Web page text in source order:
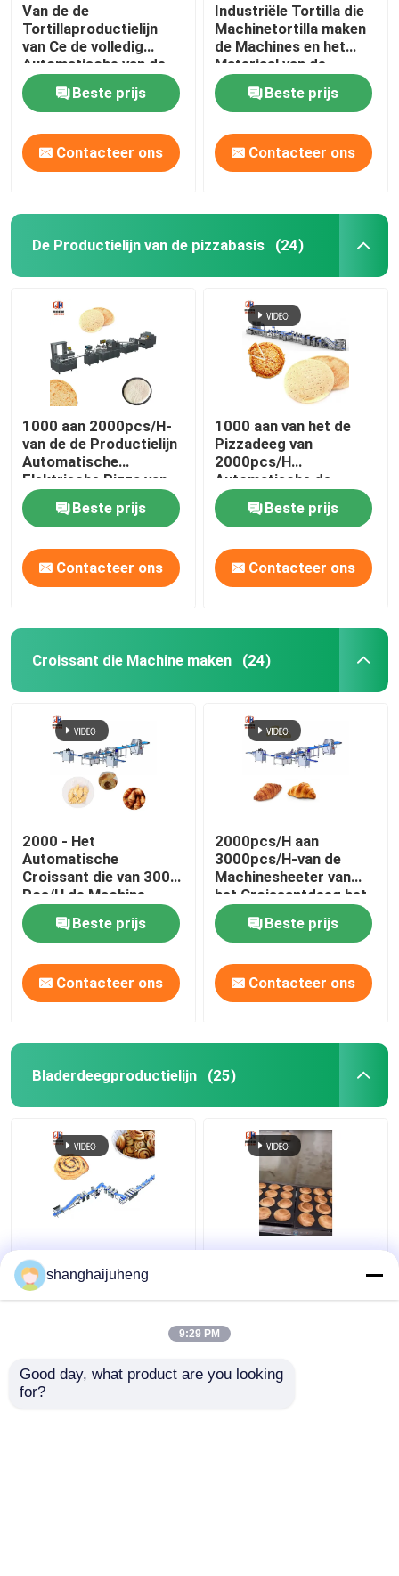
Van de de
Tortillaproductielijn
van Ce de volledig
Automatische van de
de Tortillamaker
Machine Commerciële
7500pcs/H
Beste prijs
Contacteer ons
Industriële Tortilla die
Machinetortilla maken
de Machines en het
Materiaal van de
Productielijnbakkerij
panerenBeste prijs
Contacteer ons
De Productielijn van de pizzabasis (24)
1000 aan 2000pcs/H-
van de de Productielijn
Automatische
Elektrische Pizza van
de Pizzabasis de
RolmachineBeste prijs
Contacteer ons
1000 aan van het de
Pizzadeeg van
2000pcs/H
Automatische de
Maker Bevroren Pizza
die Machine met
Dokwerker maken
Beste prijs
Contacteer ons
Croissant die Machine maken (24)
2000 - Het
Automatische
Croissant die van 3000
Pcs/H de Machine
Bevroren Machine van
Sheeter van het
Croissantdeeg maken
Beste prijs
Contacteer ons
2000pcs/H aan
3000pcs/H-van de
Machinesheeter van
het Croissantdeeg het
Croissantknipsel het
Krullen Beste prijs
Contacteer ons
Bladerdeegproductielijn (25)
Commerciële
automatische high-
capacity puff gebak
12000pcs/H het hoge
OpbrengstBladerdeeg
Boter
shanghaijuheng
9:29 PM
Good day, what product are you looking
for?